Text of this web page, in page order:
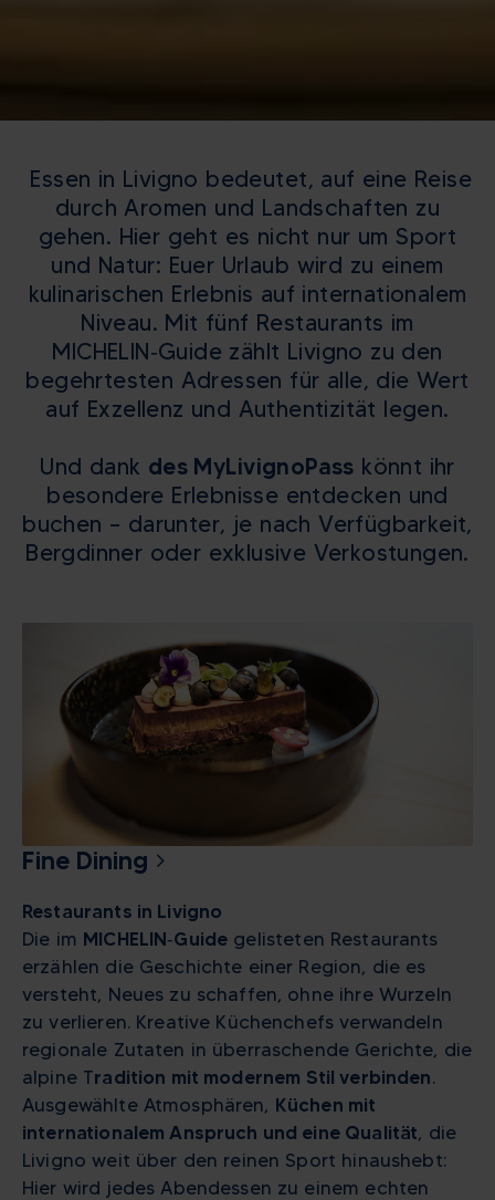
Essen in Livigno bedeutet, auf eine Reise
durch Aromen und Landschaften zu
gehen. Hier geht es nicht nur um Sport
und Natur: Euer Urlaub wird zu einem
kulinarischen Erlebnis auf internationalem
Niveau. Mit fünf Restaurants im
MICHELIN‑Guide zählt Livigno zu den
begehrtesten Adressen für alle, die Wert
auf Exzellenz und Authentizität legen.
Und dank des MyLivignoPass könnt ihr
besondere Erlebnisse entdecken und
buchen – darunter, je nach Verfügbarkeit,
Bergdinner oder exklusive Verkostungen.
Fine Dining
Restaurants in Livigno
Die im MICHELIN‑Guide gelisteten Restaurants
erzählen die Geschichte einer Region, die es
versteht, Neues zu schaffen, ohne ihre Wurzeln
zu verlieren. Kreative Küchenchefs verwandeln
regionale Zutaten in überraschende Gerichte, die
alpine Tradition mit modernem Stil verbinden.
Ausgewählte Atmosphären, Küchen mit
internationalem Anspruch und eine Qualität, die
Livigno weit über den reinen Sport hinaushebt:
Hier wird jedes Abendessen zu einem echten